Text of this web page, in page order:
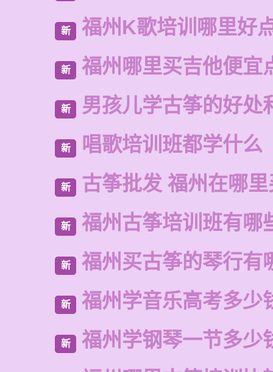
新 福州K歌培训哪里好
新 福州哪里买吉他便宜
新 男孩儿学古筝的好处
新 唱歌培训班都学什么
新 古筝批发 福州在哪
新 福州古筝培训班有哪
新 福州买古筝的琴行有
新 福州学音乐高考多少
新
福州学钢琴一节多少